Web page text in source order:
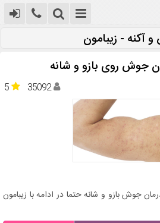
آکنه - زیبامون
جوش روی بازو و شانه
5 35092
جوش بازو و شانه حتما در ادامه با زیبامون